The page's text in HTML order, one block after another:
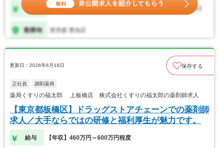
更新日：2026年6月18日 保存する
正社員 調剤薬局
薬局くすりの福太郎 上板橋店 株式会社くすりの福太郎の薬剤師求人
【東京都板橋区】ドラッグストアチェーンでの薬剤師
求人／大手ならではの研修と福利厚生が魅力です。
給与 【年収】460万円～600万円程度